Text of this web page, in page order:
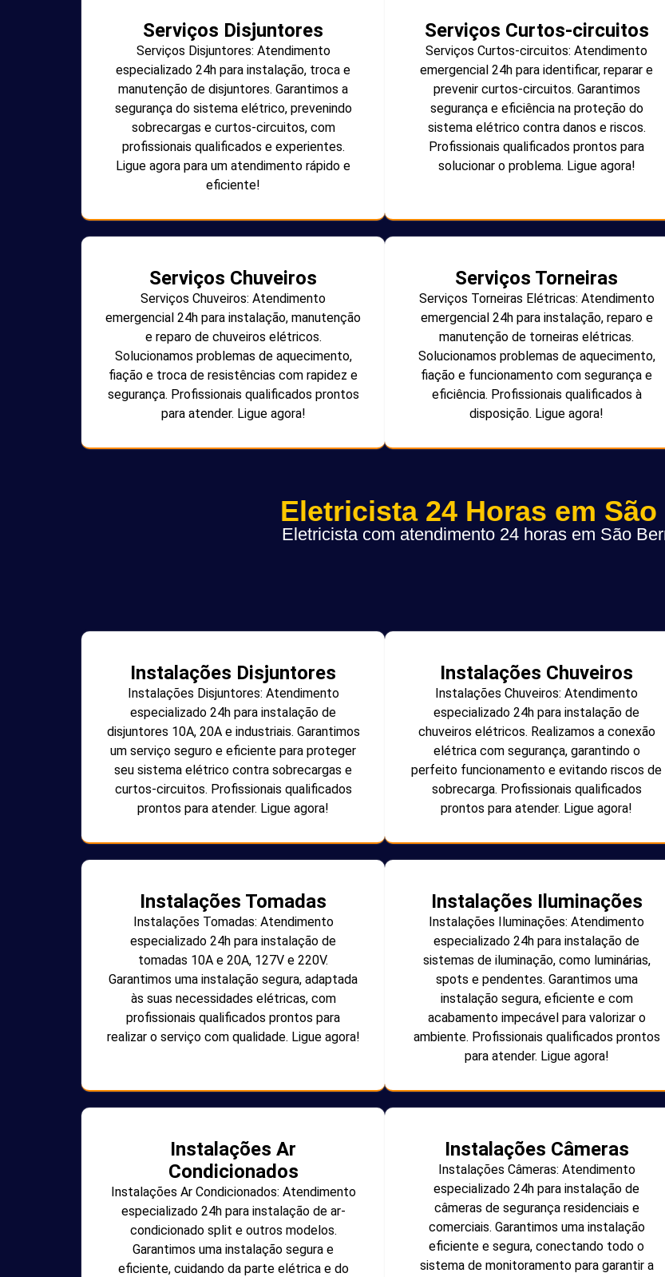
Serviços Disjuntores
Serviços Disjuntores: Atendimento
especializado 24h para instalação, troca e
manutenção de disjuntores. Garantimos a
segurança do sistema elétrico, prevenindo
sobrecargas e curtos-circuitos, com
profissionais qualificados e experientes.
Ligue agora para um atendimento rápido e
eficiente!
Serviços Curtos-circuitos
Serviços Curtos-circuitos: Atendimento
emergencial 24h para identificar, reparar e
prevenir curtos-circuitos. Garantimos
segurança e eficiência na proteção do
sistema elétrico contra danos e riscos.
Profissionais qualificados prontos para
solucionar o problema. Ligue agora!
Serviços Chuveiros
Serviços Chuveiros: Atendimento
emergencial 24h para instalação, manutenção
e reparo de chuveiros elétricos.
Solucionamos problemas de aquecimento,
fiação e troca de resistências com rapidez e
segurança. Profissionais qualificados prontos
para atender. Ligue agora!
Serviços Torneiras
Serviços Torneiras Elétricas: Atendimento
emergencial 24h para instalação, reparo e
manutenção de torneiras elétricas.
Solucionamos problemas de aquecimento,
fiação e funcionamento com segurança e
eficiência. Profissionais qualificados à
disposição. Ligue agora!
Eletricista 24 Horas em
Eletricista com atendimento 24 horas em São
Instalações Disjuntores
Instalações Disjuntores: Atendimento
especializado 24h para instalação de
disjuntores 10A, 20A e industriais. Garantimos
um serviço seguro e eficiente para proteger
seu sistema elétrico contra sobrecargas e
curtos-circuitos. Profissionais qualificados
prontos para atender. Ligue agora!
Instalações Chuveiros
Instalações Chuveiros: Atendimento
especializado 24h para instalação de
chuveiros elétricos. Realizamos a conexão
elétrica com segurança, garantindo o
perfeito funcionamento e evitando riscos de
sobrecarga. Profissionais qualificados
prontos para atender. Ligue agora!
Instalações Tomadas
Instalações Tomadas: Atendimento
especializado 24h para instalação de
tomadas 10A e 20A, 127V e 220V.
Garantimos uma instalação segura, adaptada
às suas necessidades elétricas, com
profissionais qualificados prontos para
realizar o serviço com qualidade. Ligue agora!
Instalações Iluminações
Instalações Iluminações: Atendimento
especializado 24h para instalação de
sistemas de iluminação, como luminárias,
spots e pendentes. Garantimos uma
instalação segura, eficiente e com
acabamento impecável para valorizar o
ambiente. Profissionais qualificados prontos
para atender. Ligue agora!
Instalações Ar
Condicionados
Instalações Ar Condicionados: Atendimento
especializado 24h para instalação de ar-
condicionado split e outros modelos.
Garantimos uma instalação segura e
eficiente, cuidando da parte elétrica e do
Instalações Câmeras
Instalações Câmeras: Atendimento
especializado 24h para instalação de
câmeras de segurança residenciais e
comerciais. Garantimos uma instalação
eficiente e segura, conectando todo o
sistema de monitoramento para garantir a